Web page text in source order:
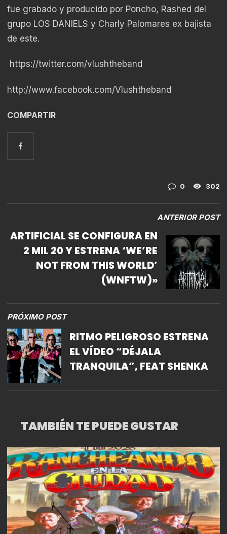
fue grabado y producido por Poncho, Rashed del
grupo LOS DANIELS y Charly Palomares ex bajista
de este.
https://twitter.com/vlushtheband
http://www.facebook.com/Vlushtheband
COMPARTIR
0 302
ANTERIOR POST
ARTIFICIAL SE CONFIGURA EN
2 MIL 20 Y ESTRENA ‘WE’RE
NOT FROM THIS WORLD’
(WNFTW)»
PRÓXIMO POST
RITMO PELIGROSO ESTRENA
EL VÍDEO “DÉJALA
TRANQUILA”, FEAT SHENKA
TAMBIÉN TE PUEDE GUSTAR